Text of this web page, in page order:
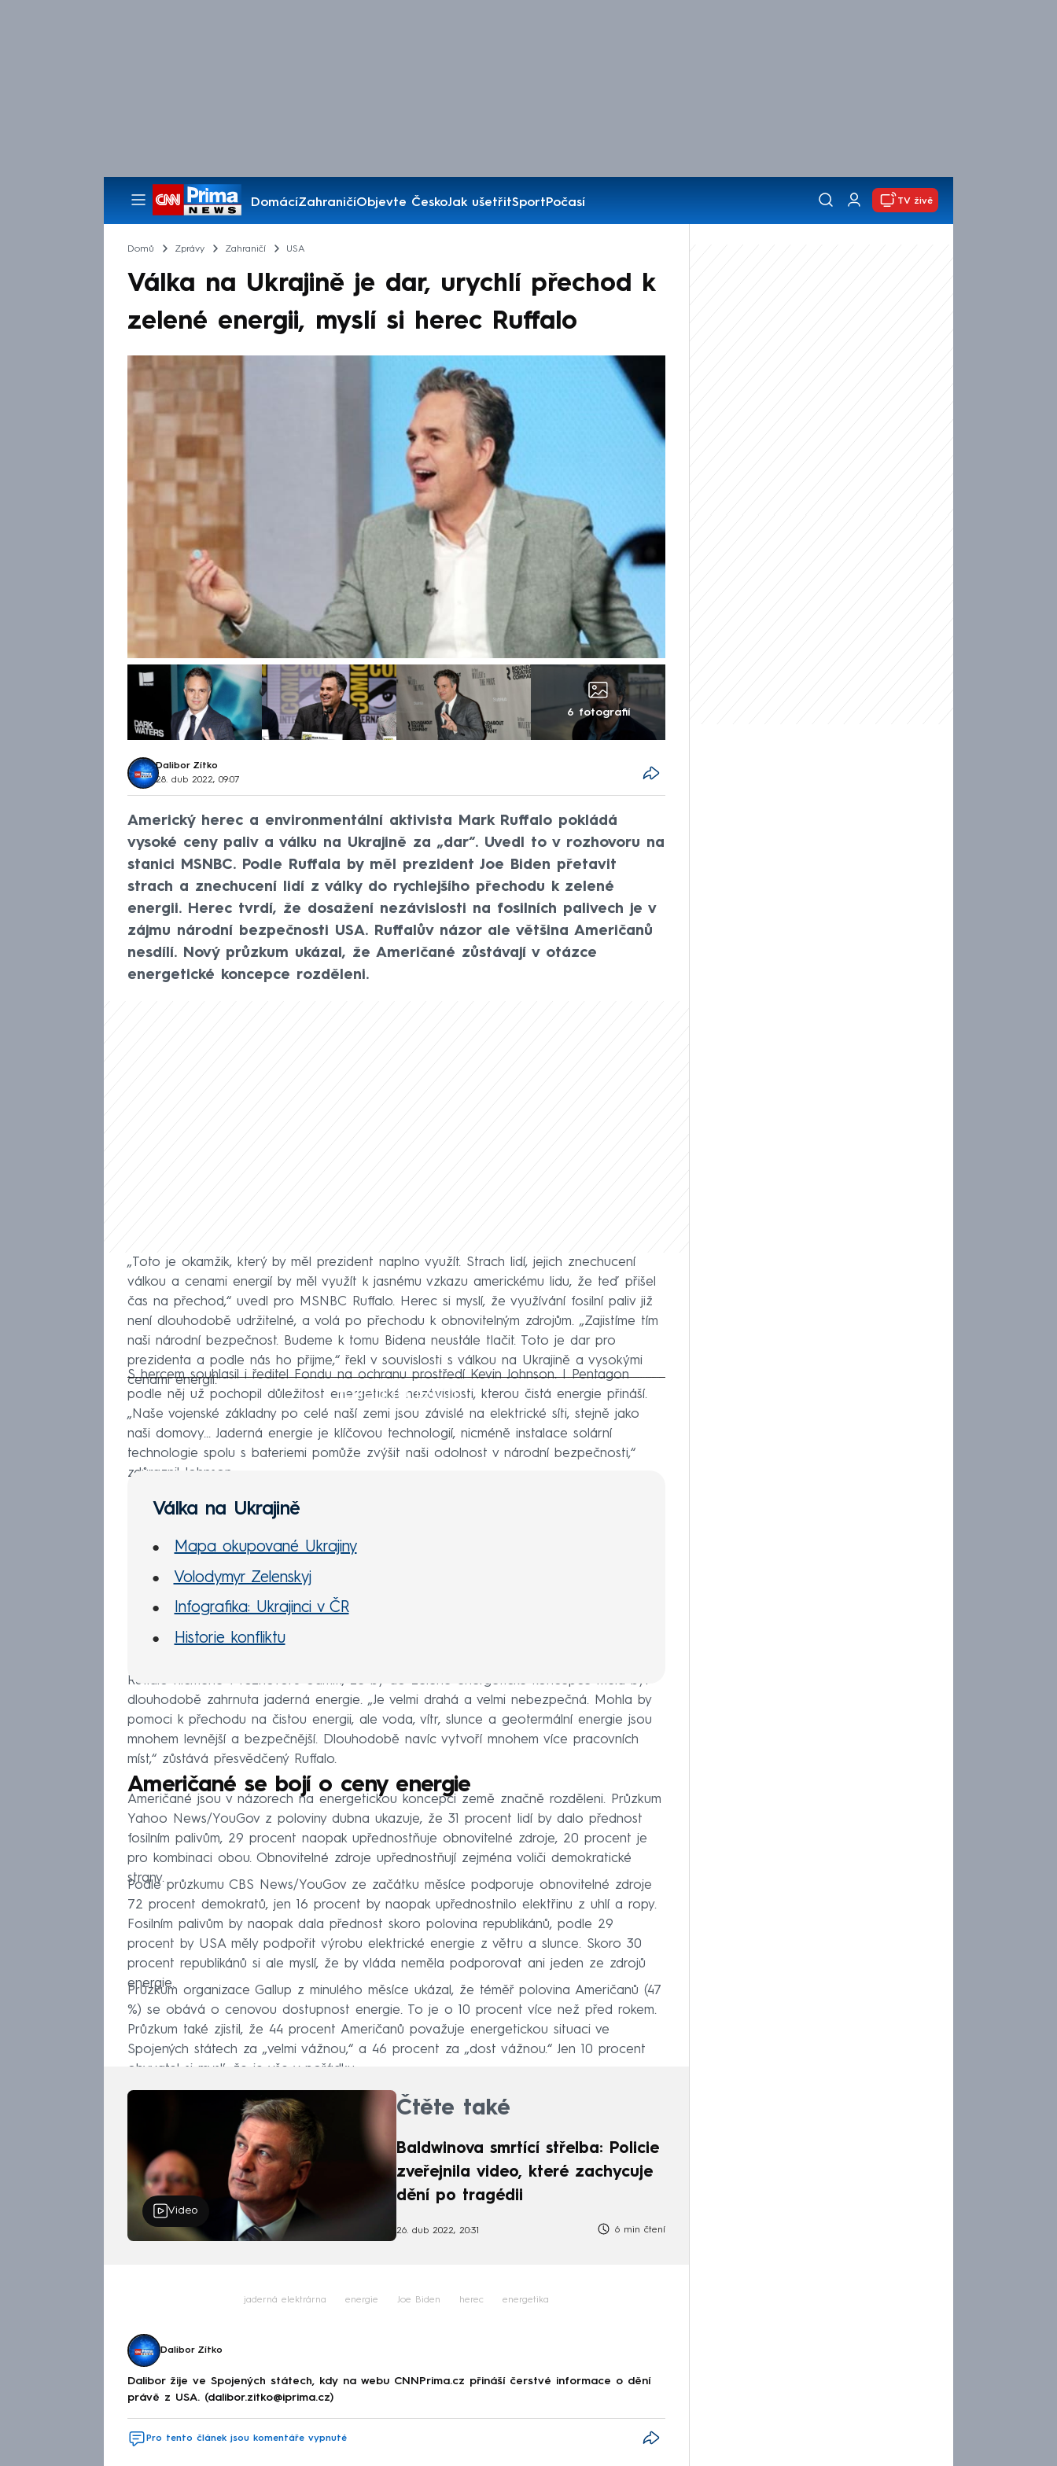
DomácíZahraničíObjevte ČeskoJak ušetřitSportPočasí
Pořady
TV živě
Domů Zprávy Zahraničí USA
Válka na Ukrajině je dar, urychlí přechod k
zelené energii, myslí si herec Ruffalo
6 fotografií
Dalibor Zítko
28. dub 2022, 09:07
Americký herec a environmentální aktivista Mark Ruffalo pokládá
vysoké ceny paliv a válku na Ukrajině za „dar“. Uvedl to v rozhovoru na
stanici MSNBC. Podle Ruffala by měl prezident Joe Biden přetavit
strach a znechucení lidí z války do rychlejšího přechodu k zelené
energii. Herec tvrdí, že dosažení nezávislosti na fosilních palivech je v
zájmu národní bezpečnosti USA. Ruffalův názor ale většina Američanů
nesdílí. Nový průzkum ukázal, že Američané zůstávají v otázce
energetické koncepce rozděleni.
„Toto je okamžik, který by měl prezident naplno využít. Strach lidí, jejich znechucení
válkou a cenami energií by měl využít k jasnému vzkazu americkému lidu, že teď přišel
čas na přechod,“ uvedl pro MSNBC Ruffalo. Herec si myslí, že využívání fosilní paliv již
není dlouhodobě udržitelné, a volá po přechodu k obnovitelným zdrojům. „Zajistíme tím
naši národní bezpečnost. Budeme k tomu Bidena neustále tlačit. Toto je dar pro
prezidenta a podle nás ho přijme,“ řekl v souvislosti s válkou na Ukrajině a vysokými
cenami energií.
Failed to fetch
S hercem souhlasil i ředitel Fondu na ochranu prostředí Kevin Johnson. I Pentagon
podle něj už pochopil důležitost energetické nezávislosti, kterou čistá energie přináší.
„Naše vojenské základny po celé naší zemi jsou závislé na elektrické síti, stejně jako
naši domovy… Jaderná energie je klíčovou technologií, nicméně instalace solární
technologie spolu s bateriemi pomůže zvýšit naši odolnost v národní bezpečnosti,“
zdůraznil Johnson.
Válka na Ukrajině
Mapa okupované Ukrajiny
Volodymyr Zelenskyj
Infografika: Ukrajinci v ČR
Historie konfliktu
Ruffalo nicméně v rozhovoru odmítl, že by do zelené energetické koncepce měla být
dlouhodobě zahrnuta jaderná energie. „Je velmi drahá a velmi nebezpečná. Mohla by
pomoci k přechodu na čistou energii, ale voda, vítr, slunce a geotermální energie jsou
mnohem levnější a bezpečnější. Dlouhodobě navíc vytvoří mnohem více pracovních
míst,“ zůstává přesvědčený Ruffalo.
Američané se bojí o ceny energie
Američané jsou v názorech na energetickou koncepci země značně rozděleni. Průzkum
Yahoo News/YouGov z poloviny dubna ukazuje, že 31 procent lidí by dalo přednost
fosilním palivům, 29 procent naopak upřednostňuje obnovitelné zdroje, 20 procent je
pro kombinaci obou. Obnovitelné zdroje upřednostňují zejména voliči demokratické
strany.
Podle průzkumu CBS News/YouGov ze začátku měsíce podporuje obnovitelné zdroje
72 procent demokratů, jen 16 procent by naopak upřednostnilo elektřinu z uhlí a ropy.
Fosilním palivům by naopak dala přednost skoro polovina republikánů, podle 29
procent by USA měly podpořit výrobu elektrické energie z větru a slunce. Skoro 30
procent republikánů si ale myslí, že by vláda neměla podporovat ani jeden ze zdrojů
energie.
Průzkum organizace Gallup z minulého měsíce ukázal, že téměř polovina Američanů (47
%) se obává o cenovou dostupnost energie. To je o 10 procent více než před rokem.
Průzkum také zjistil, že 44 procent Američanů považuje energetickou situaci ve
Spojených státech za „velmi vážnou,“ a 46 procent za „dost vážnou.“ Jen 10 procent
obyvatel si myslí, že je vše v pořádku.
Video
Čtěte také
Baldwinova smrtící střelba: Policie
zveřejnila video, které zachycuje
dění po tragédii
26. dub 2022, 20:31 6 min čtení
jaderná elektrárna energie Joe Biden herec energetika
Dalibor Zítko
Dalibor žije ve Spojených státech, kdy na webu CNNPrima.cz přináší čerstvé informace o dění
právě z USA. (dalibor.zitko@iprima.cz)
Pro tento článek jsou komentáře vypnuté